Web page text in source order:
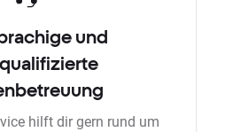
und
hilft dir gern rund um